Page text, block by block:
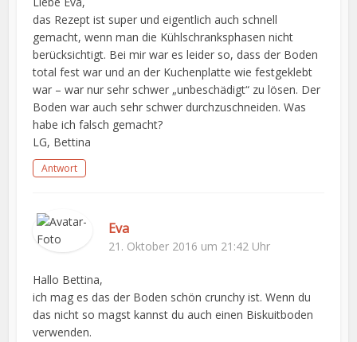
das Rezept ist super und eigentlich auch schnell
gemacht, wenn man die Kühlschranksphasen nicht
berücksichtigt. Bei mir war es leider so, dass der Boden
total fest war und an der Kuchenplatte wie festgeklebt
war – war nur sehr schwer „unbeschädigt“ zu lösen. Der
Boden war auch sehr schwer durchzuschneiden. Was
habe ich falsch gemacht?
LG, Bettina
Antwort
Eva
21. Oktober 2016 um 21:42 Uhr
Hallo Bettina,
ich mag es das der Boden schön crunchy ist. Wenn du
das nicht so magst kannst du auch einen Biskuitboden
verwenden.